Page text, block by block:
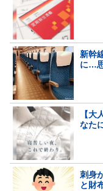
新幹
に…
【
なた
刺身
と財